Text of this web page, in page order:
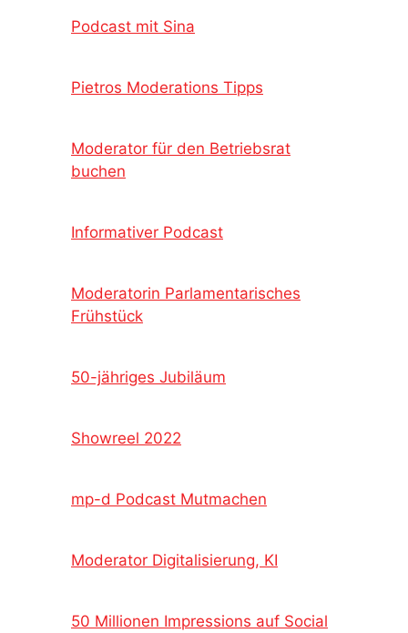
Podcast mit Sina
Pietros Moderations Tipps
Moderator für den Betriebsrat
buchen
Informativer Podcast
Moderatorin Parlamentarisches
Frühstück
50-jähriges Jubiläum
Showreel 2022
mp-d Podcast Mutmachen
Moderator Digitalisierung, KI
50 Millionen Impressions auf Social